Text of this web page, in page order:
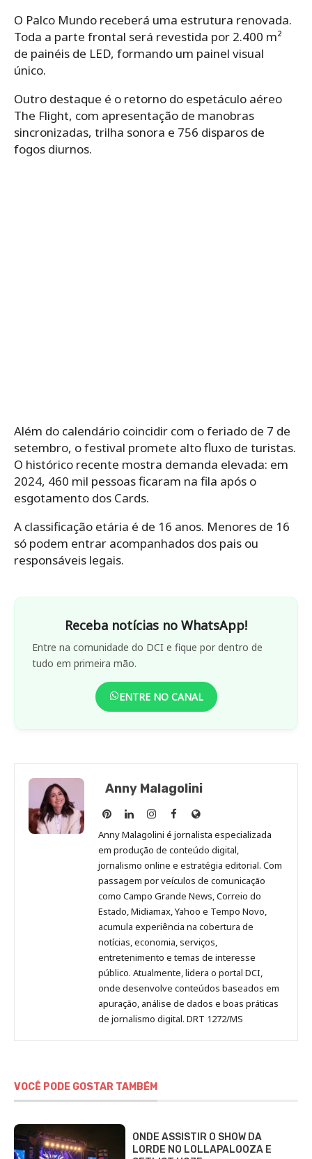
O Palco Mundo receberá uma estrutura renovada.
Toda a parte frontal será revestida por 2.400 m²
de painéis de LED, formando um painel visual
único.
Outro destaque é o retorno do espetáculo aéreo
The Flight, com apresentação de manobras
sincronizadas, trilha sonora e 756 disparos de
fogos diurnos.
Além do calendário coincidir com o feriado de 7 de
setembro, o festival promete alto fluxo de turistas.
O histórico recente mostra demanda elevada: em
2024, 460 mil pessoas ficaram na fila após o
esgotamento dos Cards.
A classificação etária é de 16 anos. Menores de 16
só podem entrar acompanhados dos pais ou
responsáveis legais.
Receba notícias no WhatsApp!
Entre na comunidade do DCI e fique por dentro de
tudo em primeira mão.
ENTRE NO CANAL
Anny Malagolini
Anny
Malagolini
no
Pinterest
Anny
Malagolini
no
LinkedIn
Anny
Malagolini
no
Instagram
Anny
Malagolini
no
Facebook
Site
de
Anny
Malagolini
Anny Malagolini é jornalista especializada
em produção de conteúdo digital,
jornalismo online e estratégia editorial. Com
passagem por veículos de comunicação
como Campo Grande News, Correio do
Estado, Midiamax, Yahoo e Tempo Novo,
acumula experiência na cobertura de
notícias, economia, serviços,
entretenimento e temas de interesse
público. Atualmente, lidera o portal DCI,
onde desenvolve conteúdos baseados em
apuração, análise de dados e boas práticas
de jornalismo digital. DRT 1272/MS
VOCÊ PODE GOSTAR TAMBÉM
ONDE ASSISTIR O SHOW DA
LORDE NO LOLLAPALOOZA E